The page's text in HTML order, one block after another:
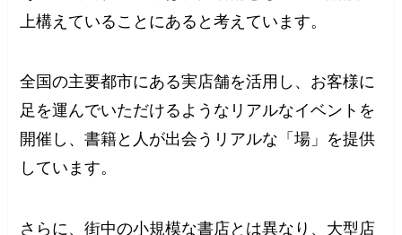
上構えていることにあると考えています。
全国の主要都市にある実店舗を活用し、お客様に
足を運んでいただけるようなリアルなイベントを
開催し、書籍と人が出会うリアルな「場」を提供
しています。
さらに、街中の小規模な書店とは異なり、大型店